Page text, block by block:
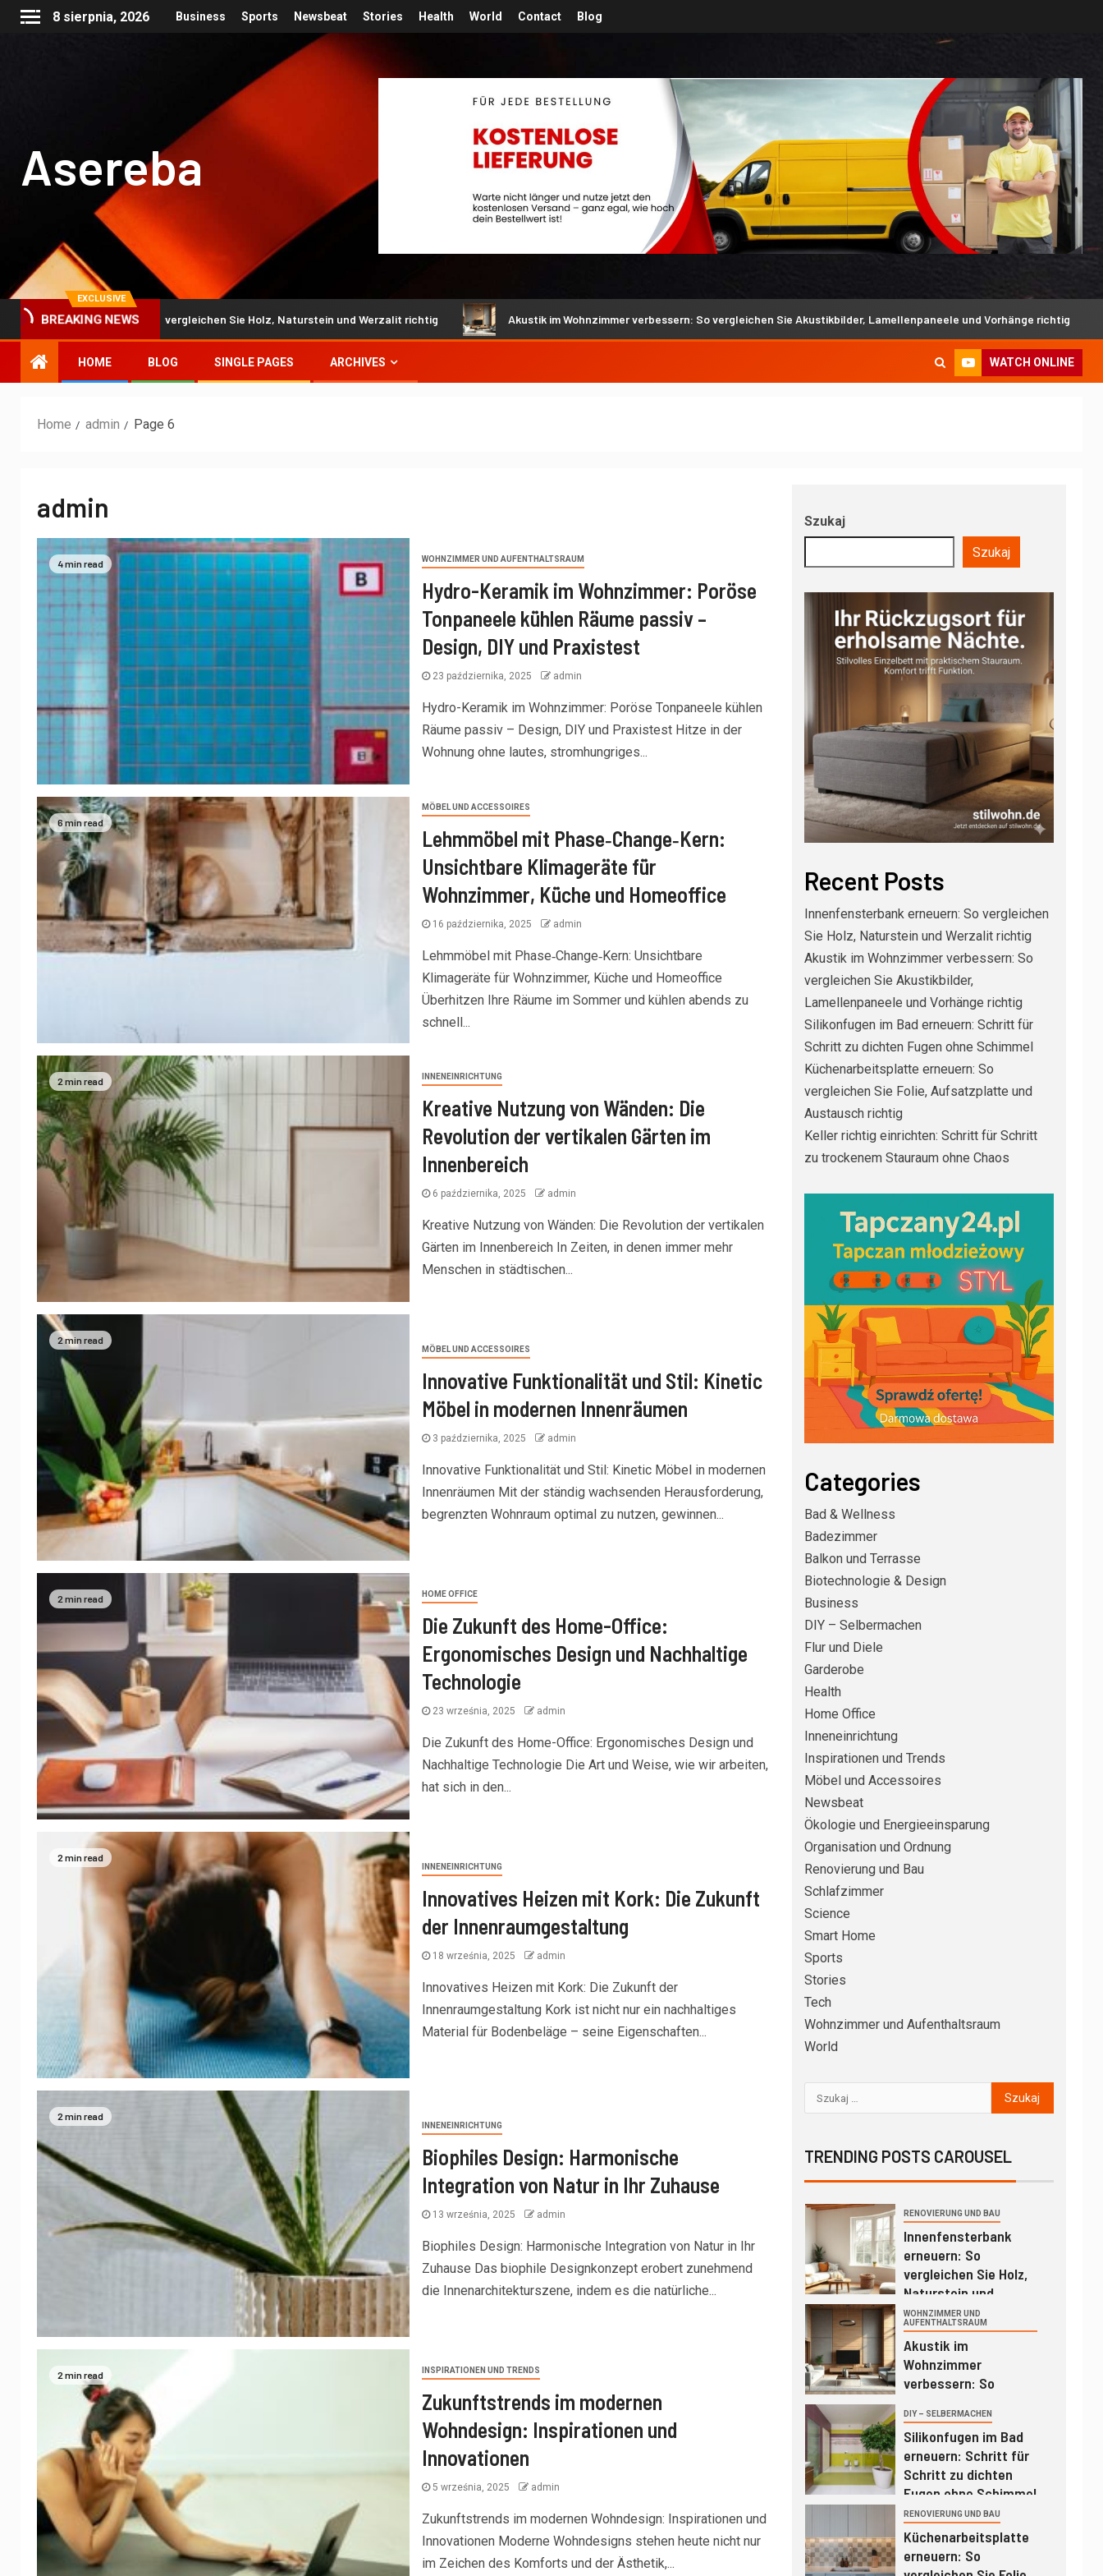
8 sierpnia, 2026 Business Sports Newsbeat Stories Health World Contact Blog
Asereba
EXCLUSIVE
BREAKING NEWS
So vergleichen Sie Holz, Naturstein und Werzalit richtig Akustik im Wohnzimmer verbessern: So vergleichen Sie Akustikbilder, Lamellenpaneele und Vorhänge richtig
HOME BLOG SINGLE PAGES ARCHIVES WATCH ONLINE
Home admin Page 6
admin
4 min read WOHNZIMMER UND AUFENTHALTSRAUM
Hydro-Keramik im Wohnzimmer: Poröse
Tonpaneele kühlen Räume passiv –
Design, DIY und Praxistest
23 października, 2025 admin
Hydro-Keramik im Wohnzimmer: Poröse Tonpaneele kühlen
Räume passiv – Design, DIY und Praxistest Hitze in der
Wohnung ohne lautes, stromhungriges...
6 min read
MÖBEL UND ACCESSOIRES
Lehmmöbel mit Phase‑Change‑Kern:
Unsichtbare Klimageräte für
Wohnzimmer, Küche und Homeoffice
16 października, 2025 admin
Lehmmöbel mit Phase‑Change‑Kern: Unsichtbare
Klimageräte für Wohnzimmer, Küche und Homeoffice
Überhitzen Ihre Räume im Sommer und kühlen abends zu
schnell...
2 min read INNENEINRICHTUNG
Kreative Nutzung von Wänden: Die
Revolution der vertikalen Gärten im
Innenbereich
6 października, 2025 admin
Kreative Nutzung von Wänden: Die Revolution der vertikalen
Gärten im Innenbereich In Zeiten, in denen immer mehr
Menschen in städtischen...
2 min read
MÖBEL UND ACCESSOIRES
Innovative Funktionalität und Stil: Kinetic
Möbel in modernen Innenräumen
3 października, 2025 admin
Innovative Funktionalität und Stil: Kinetic Möbel in modernen
Innenräumen Mit der ständig wachsenden Herausforderung,
begrenzten Wohnraum optimal zu nutzen, gewinnen...
2 min read HOME OFFICE
Die Zukunft des Home-Office:
Ergonomisches Design und Nachhaltige
Technologie
23 września, 2025 admin
Die Zukunft des Home-Office: Ergonomisches Design und
Nachhaltige Technologie Die Art und Weise, wie wir arbeiten,
hat sich in den...
2 min read
INNENEINRICHTUNG
Innovatives Heizen mit Kork: Die Zukunft
der Innenraumgestaltung
18 września, 2025 admin
Innovatives Heizen mit Kork: Die Zukunft der
Innenraumgestaltung Kork ist nicht nur ein nachhaltiges
Material für Bodenbeläge – seine Eigenschaften...
2 min read
INNENEINRICHTUNG
Biophiles Design: Harmonische
Integration von Natur in Ihr Zuhause
13 września, 2025 admin
Biophiles Design: Harmonische Integration von Natur in Ihr
Zuhause Das biophile Designkonzept erobert zunehmend
die Innenarchitekturszene, indem es die natürliche...
2 min read INSPIRATIONEN UND TRENDS
Zukunftstrends im modernen
Wohndesign: Inspirationen und
Innovationen
5 września, 2025 admin
Zukunftstrends im modernen Wohndesign: Inspirationen und
Innovationen Moderne Wohndesigns stehen heute nicht nur
im Zeichen des Komforts und der Ästhetik,...
Szukaj
Szukaj
Recent Posts
Innenfensterbank erneuern: So vergleichen
Sie Holz, Naturstein und Werzalit richtig
Akustik im Wohnzimmer verbessern: So
vergleichen Sie Akustikbilder,
Lamellenpaneele und Vorhänge richtig
Silikonfugen im Bad erneuern: Schritt für
Schritt zu dichten Fugen ohne Schimmel
Küchenarbeitsplatte erneuern: So
vergleichen Sie Folie, Aufsatzplatte und
Austausch richtig
Keller richtig einrichten: Schritt für Schritt
zu trockenem Stauraum ohne Chaos
Categories
Bad & Wellness
Badezimmer
Balkon und Terrasse
Biotechnologie & Design
Business
DIY – Selbermachen
Flur und Diele
Garderobe
Health
Home Office
Inneneinrichtung
Inspirationen und Trends
Möbel und Accessoires
Newsbeat
Ökologie und Energieeinsparung
Organisation und Ordnung
Renovierung und Bau
Schlafzimmer
Science
Smart Home
Sports
Stories
Tech
Wohnzimmer und Aufenthaltsraum
World
TRENDING POSTS CAROUSEL
3
erneuern: Schritt für
Schritt zu dichten
Küchenarbeitsplatte
erneuern: So
vergleichen Sie Folie,
5
Glas und Alu-Verbund
richtig
BADEZIMMER
nachrüsten: So
und Duschvorhang
richtig
RENOVIERUNG UND BAU
Innenfensterbank
erneuern: So
vergleichen Sie Holz,
Naturstein und
Werzalit richtig
WOHNZIMMER UND
AUFENTHALTSRAUM
Akustik im
Wohnzimmer
verbessern: So
Akustikbilder,
Lamellenpaneele und
Vorhänge richtig
3 DIY – SELBERMACHEN
Silikonfugen im Bad
erneuern: Schritt für
Schritt zu dichten
Fugen ohne Schimmel
RENOVIERUNG UND BAU
Küchenarbeitsplatte
erneuern: So